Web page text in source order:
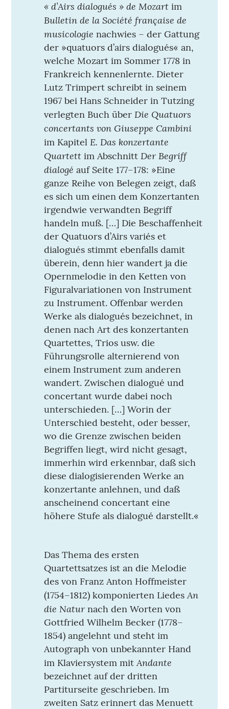
« d’Airs dialogués » de Mozartim
Bulletin de la Société française de
musicologie nachwies – der Gattung
der »quatuors d’airs dialogués« an,
welche Mozart im Sommer 1778 in
Frankreich kennenlernte. Dieter
Lutz Trimpert schreibt in seinem
1967 bei Hans Schneider in Tutzing
verlegten Buch über Die Quatuors
concertants von Giuseppe Cambini
im Kapitel E. Das konzertante
Quartett im Abschnitt Der Begriff
dialogé auf Seite 177–178: »Eine
ganze Reihe von Belegen zeigt, daß
es sich um einen dem Konzertanten
irgendwie verwandten Begriff
handeln muß. […] Die Beschaffenheit
der Quatuors d’Airs variés et
dialogués stimmt ebenfalls damit
überein, denn hier wandert ja die
Opernmelodie in den Ketten von
Figuralvariationen von Instrument
zu Instrument. Offenbar werden
Werke als dialogués bezeichnet, in
denen nach Art des konzertanten
Quartettes, Trios usw. die
Führungsrolle alternierend von
einem Instrument zum anderen
wandert. Zwischen dialogué und
concertant wurde dabei noch
unterschieden. […] Worin der
Unterschied besteht, oder besser,
wo die Grenze zwischen beiden
Begriffen liegt, wird nicht gesagt,
immerhin wird erkennbar, daß sich
diese dialogisierenden Werke an
konzertante anlehnen, und daß
anscheinend concertant eine
höhere Stufe als dialogué darstellt.«
Das Thema des ersten
Quartettsatzes ist an die Melodie
des von Franz Anton Hoffmeister
(1754–1812) komponierten LiedesAn
die Naturnach den Worten von
Gottfried Wilhelm Becker (1778–
1854) angelehnt und steht im
Autograph von unbekannter Hand
im Klaviersystem mitAndante
bezeichnet auf der dritten
Partiturseite geschrieben. Im
zweiten Satz erinnert das Menuett